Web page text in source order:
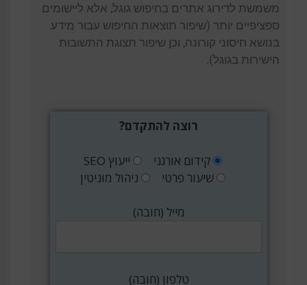
משמשת לדירוג אתרים בחיפוש גוגל, אלא ליישומים
ספציפיים יותר (שיפור תוצאות החיפוש עבור מידע
בנושא חיסוני קורונה, וכן שיפור תצוגת התשובות
הישירות בגוגל).
רוצה להתקדם?
קידום אורגני
ייעוץ SEO
שיעור פרטי
ניהול מוניטין
מייל (חובה)
טלפון (חובה)